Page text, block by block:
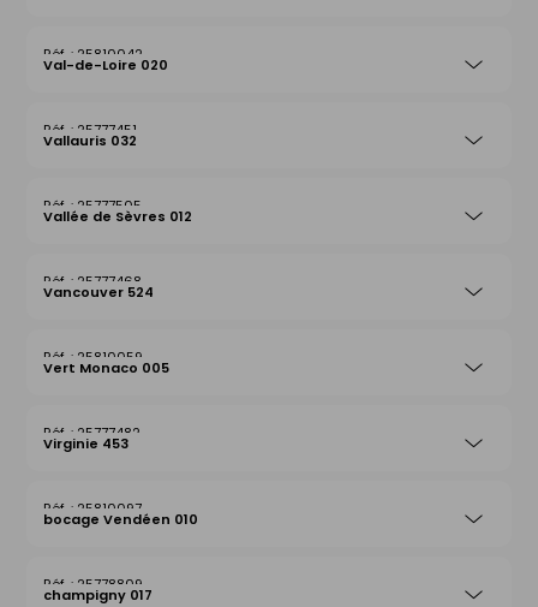
25810042
Val-de-Loire 020
25777451
Vallauris 032
25777505
Vallée de Sèvres 012
25777468
Vancouver 524
25810059
Vert Monaco 005
25777482
Virginie 453
25810097
bocage Vendéen 010
25778809
champigny 017